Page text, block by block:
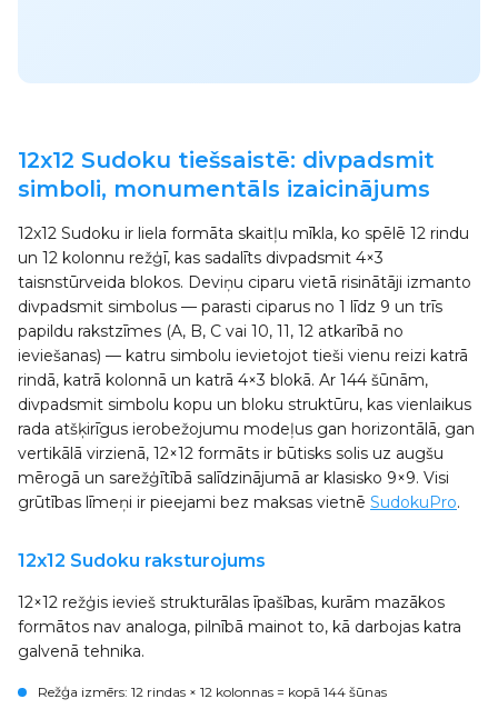
12x12 Sudoku tiešsaistē: divpadsmit
simboli, monumentāls izaicinājums
12x12 Sudoku ir liela formāta skaitļu mīkla, ko spēlē 12 rindu
un 12 kolonnu režģī, kas sadalīts divpadsmit 4×3
taisnstūrveida blokos. Deviņu ciparu vietā risinātāji izmanto
divpadsmit simbolus — parasti ciparus no 1 līdz 9 un trīs
papildu rakstzīmes (A, B, C vai 10, 11, 12 atkarībā no
ieviešanas) — katru simbolu ievietojot tieši vienu reizi katrā
rindā, katrā kolonnā un katrā 4×3 blokā. Ar 144 šūnām,
divpadsmit simbolu kopu un bloku struktūru, kas vienlaikus
rada atšķirīgus ierobežojumu modeļus gan horizontālā, gan
vertikālā virzienā, 12×12 formāts ir būtisks solis uz augšu
mērogā un sarežģītībā salīdzinājumā ar klasisko 9×9. Visi
grūtības līmeņi ir pieejami bez maksas vietnē SudokuPro.
12x12 Sudoku raksturojums
12×12 režģis ievieš strukturālas īpašības, kurām mazākos
formātos nav analoga, pilnībā mainot to, kā darbojas katra
galvenā tehnika.
Režģa izmērs: 12 rindas × 12 kolonnas = kopā 144 šūnas